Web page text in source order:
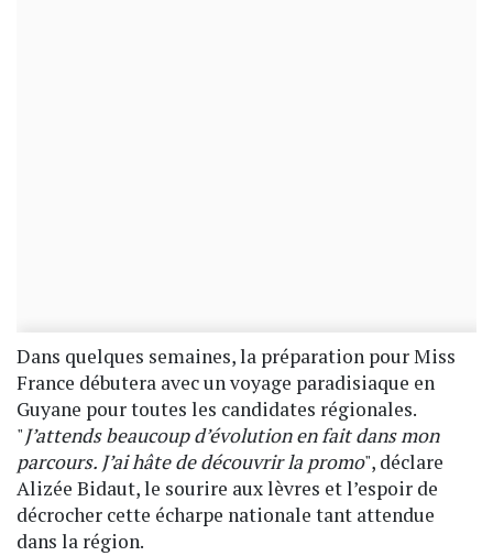
Dans quelques semaines, la préparation pour Miss
France débutera avec un voyage paradisiaque en
Guyane pour toutes les candidates régionales.
"J’attends beaucoup d’évolution en fait dans mon
parcours. J’ai hâte de découvrir la promo", déclare
Alizée Bidaut, le sourire aux lèvres et l’espoir de
décrocher cette écharpe nationale tant attendue
dans la région.